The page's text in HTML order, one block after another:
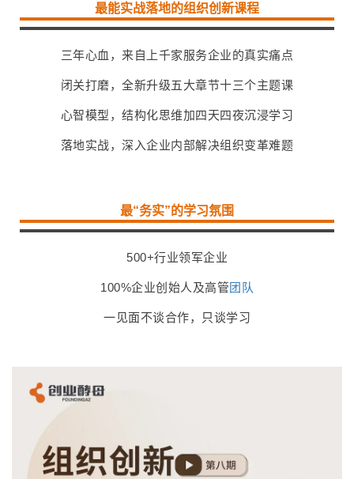
最能实战落地的组织创新课程
三年心血，来自上千家服务企业的真实痛点
闭关打磨，全新升级五大章节十三个主题课
心智模型，结构化思维加四天四夜沉浸学习
落地实战，深入企业内部解决组织变革难题
最“务实”的学习氛围
500+行业领军企业
100%企业创始人及高管团队
一见面不谈合作，只谈学习